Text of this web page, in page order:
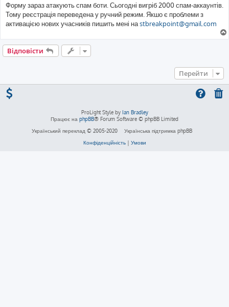
в
і
д
о
м
е
н
н
я
Форму зараз атакують спам боти. Сьогодні вигріб 2000 спам-аккаунтів.
Тому реєстрація переведена у ручний режим. Якшо є проблеми з
активацією нових учасників пишить мені наstbreakpoint@gmail.com
Відповісти
Перейти
ProLight Style by Ian Bradley
Працює на phpBB® Forum Software © phpBB Limited
Український переклад © 2005-2020
Українська підтримка phpBB
Конфіденційність| Умови